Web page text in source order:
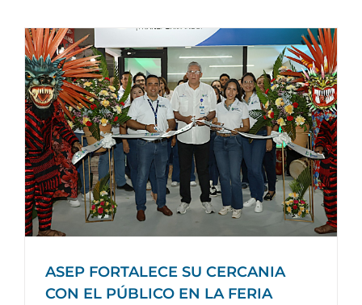
ASEP FORTALECE SU CERCANIA
CON EL PÚBLICO EN LA FERIA